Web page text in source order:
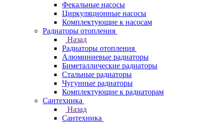
Фекальные насосы
Циркуляционные насосы
Комплектующие к насосам
Радиаторы отопления
Назад
Радиаторы отопления
Алюминиевые радиаторы
Биметаллические радиаторы
Стальные радиаторы
Чугунные радиаторы
Комплектующие к радиаторам
Сантехника
Назад
Сантехника